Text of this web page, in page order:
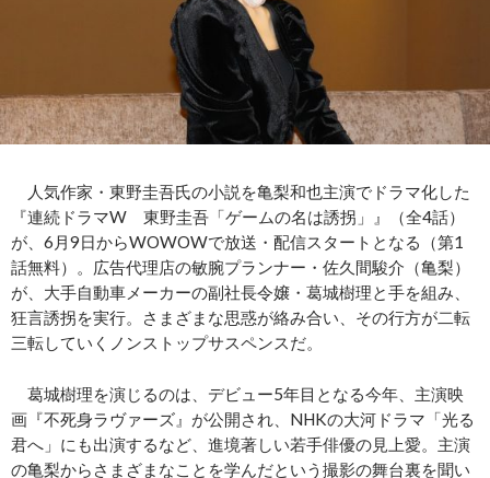
人気作家・東野圭吾氏の小説を亀梨和也主演でドラマ化した
『連続ドラマW 東野圭吾「ゲームの名は誘拐」』（全4話）
が、6月9日からWOWOWで放送・配信スタートとなる（第1
話無料）。広告代理店の敏腕プランナー・佐久間駿介（亀梨）
が、大手自動車メーカーの副社長令嬢・葛城樹理と手を組み、
狂言誘拐を実行。さまざまな思惑が絡み合い、その行方が二転
三転していくノンストップサスペンスだ。
葛城樹理を演じるのは、デビュー5年目となる今年、主演映
画『不死身ラヴァーズ』が公開され、NHKの大河ドラマ「光る
君へ」にも出演するなど、進境著しい若手俳優の見上愛。主演
の亀梨からさまざまなことを学んだという撮影の舞台裏を聞い